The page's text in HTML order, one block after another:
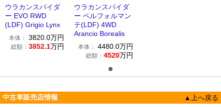
ウラカンスパイダ
ー EVO RWD
(LDF) Grigio Lynx
本体： 3820.0万円
総額： 3852.1万円
ウラカンスパイダ
ー ペルフォルマン
テ(LDF) 4WD
Arancio Borealis
本体： 4480.0万円
総額： 4520万円
中古車販売店情報
▲上へ戻る